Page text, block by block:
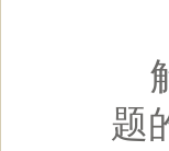
题